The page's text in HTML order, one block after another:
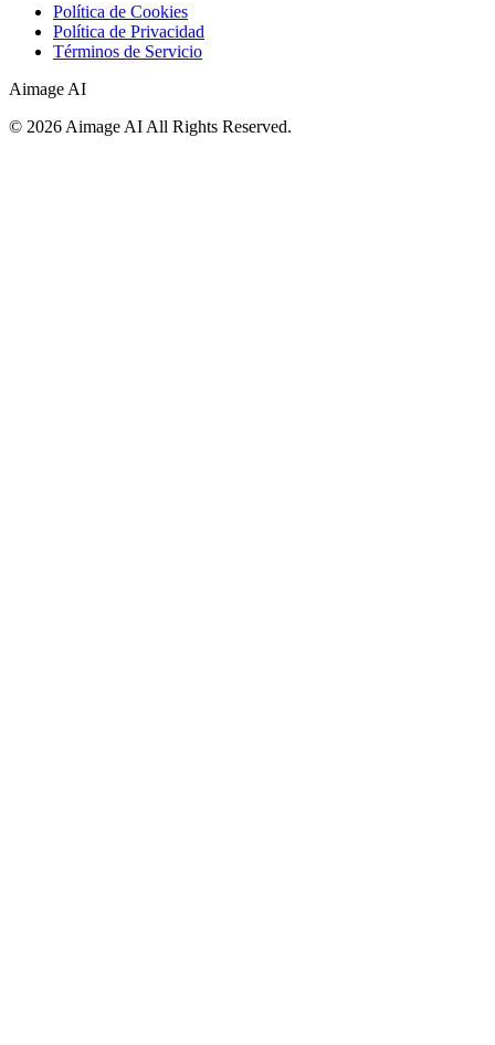
Política de Cookies
Política de Privacidad
Términos de Servicio
Aimage AI
© 2026 Aimage AI All Rights Reserved.